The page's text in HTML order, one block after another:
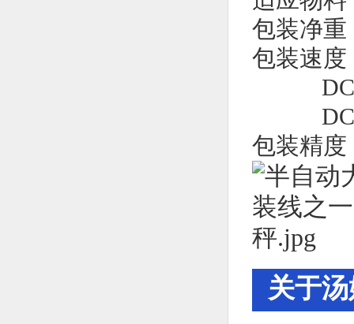
包装净重
包装速
DCS-
DCS-
包装精度
关于